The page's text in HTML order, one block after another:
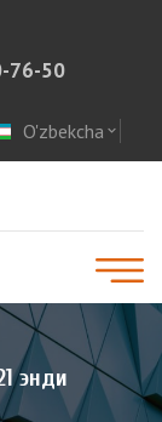
76-50
O'zbekcha expand_more
энди